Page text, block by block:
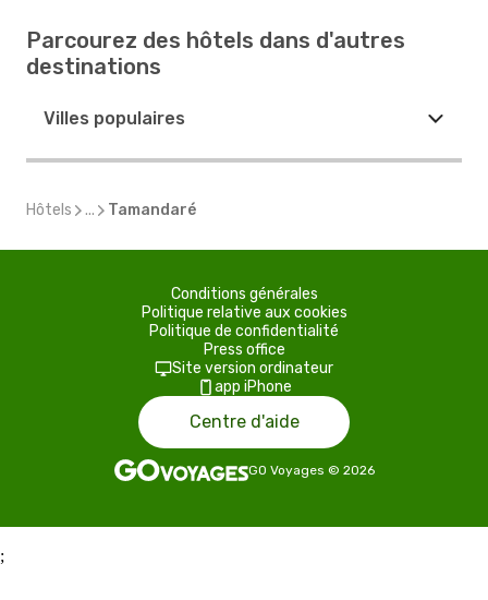
Parcourez des hôtels dans d'autres
destinations
Villes populaires
Hôtels ... Tamandaré
Conditions générales
Politique relative aux cookies
Politique de confidentialité
Press office
Site version ordinateur
app iPhone
Centre d'aide
GO Voyages © 2026
;